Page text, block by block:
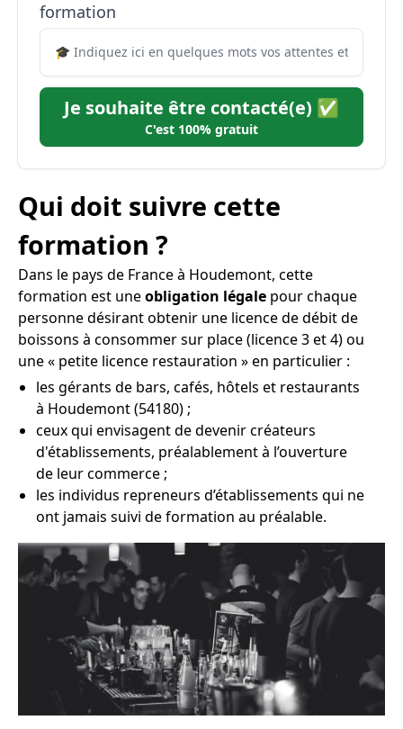
formation
Je souhaite être contacté(e) ✅
C'est 100% gratuit
Qui doit suivre cette
formation ?
Dans le pays de France à Houdemont, cette
formation est uneobligation légale pour chaque
personne désirant obtenir une licence de débit de
boissons à consommer sur place (licence 3 et 4) ou
une « petite licence restauration » en particulier :
les gérants de bars, cafés, hôtels et restaurants
à Houdemont (54180) ;
ceux qui envisagent de devenir créateurs
d'établissements, préalablement à l’ouverture
de leur commerce ;
les individus repreneurs d’établissements qui ne
ont jamais suivi de formation au préalable.